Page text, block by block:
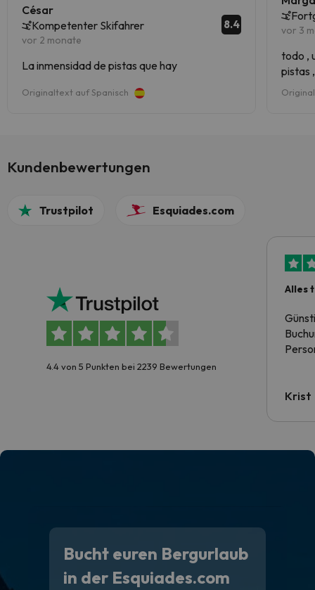
César
Kompetenter Skifahrer
vor 2 monate
8.4
La inmensidad de pistas que hay
Originaltext auf Spanisch
vor 3
todo ,
pistas
Kundenbewertungen
Trustpilot Esquiades.com
4.4 von 5 Punkten bei 2239 Bewertungen
Alles
Krist
Bucht euren Bergurlaub
in der Esquiades.com